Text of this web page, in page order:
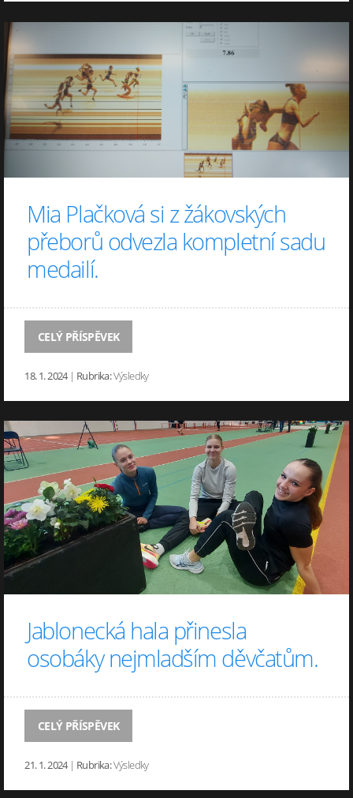
Mia Plačková si z žákovských
přeborů odvezla kompletní sadu
medailí.
CELÝ PŘÍSPĚVEK
18. 1. 2024 | Rubrika:Výsledky
Jablonecká hala přinesla
osobáky nejmladším děvčatům.
CELÝ PŘÍSPĚVEK
21. 1. 2024 | Rubrika:Výsledky